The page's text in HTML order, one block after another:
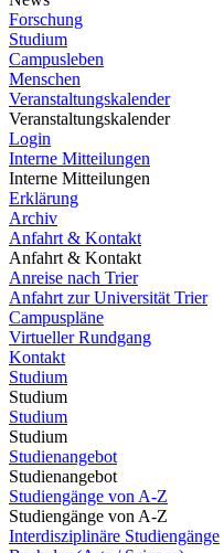
Forschung
Studium
Campusleben
Menschen
Veranstaltungskalender
Veranstaltungskalender
Login
Interne Mitteilungen
Interne Mitteilungen
Erklärung
Archiv
Anfahrt & Kontakt
Anfahrt & Kontakt
Anreise nach Trier
Anfahrt zur Universität Trier
Campuspläne
Virtueller Rundgang
Kontakt
Studium
Studium
Studium
Studium
Studienangebot
Studienangebot
Studiengänge von A-Z
Studiengänge von A-Z
Interdisziplinäre Studiengänge